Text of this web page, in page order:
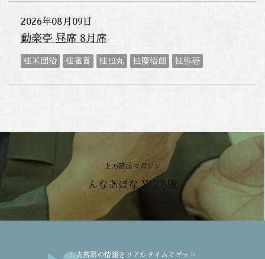
2026年08月09日
動楽亭 昼席 8月席
桂米団治 桂雀喜 桂出丸 桂慶治朗 桂弥壱
上方落語マガジン
んなあほな WEB版
上方落語の情報をリアルタイムでゲット